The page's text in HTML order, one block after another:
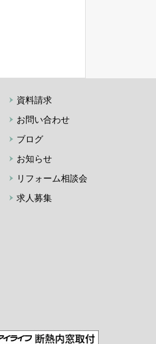
資料請求
お問い合わせ
ブログ
お知らせ
リフォーム相談会
求人募集